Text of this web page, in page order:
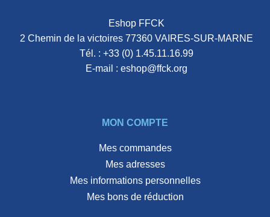
Eshop FFCK
2 Chemin de la victoires 77360 VAIRES-SUR-MARNE
Tél. : +33 (0) 1.45.11.16.99
E-mail : eshop@ffck.org
MON COMPTE
Mes commandes
Mes adresses
Mes informations personnelles
Mes bons de réduction